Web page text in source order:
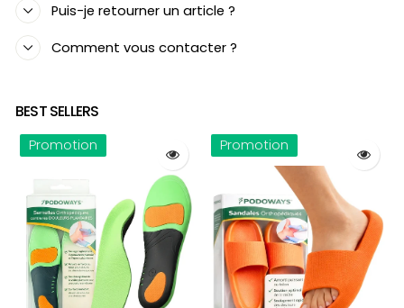
Puis-je retourner un article ?
Comment vous contacter ?
BEST SELLERS
Promotion Promotion